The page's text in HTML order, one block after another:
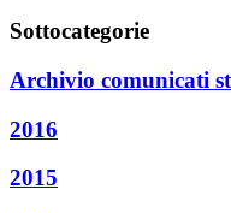
Sottocategorie
Archivio comunicati
2016
2015